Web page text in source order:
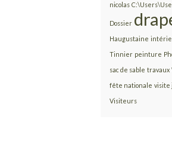
nicolas
Dossier
Haugustaine
Tinnier peinture
sac de sable travaux
fête nationale
Visiteurs